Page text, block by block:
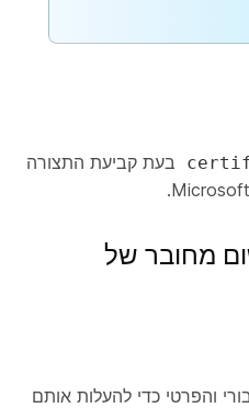
בעת קביעת התצורה
מחובר של
והפרטי כדי להעלות אותם